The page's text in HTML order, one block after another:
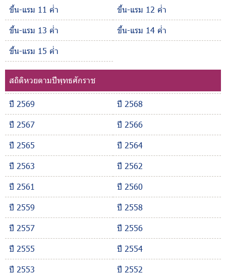
ขึ้น-แรม 11 ค่ำ
ขึ้น-แรม 12 ค่ำ
ขึ้น-แรม 13 ค่ำ
ขึ้น-แรม 14 ค่ำ
ขึ้น-แรม 15 ค่ำ
สถิติหวยตามปีพุทธศักราช
ปี 2569
ปี 2568
ปี 2567
ปี 2566
ปี 2565
ปี 2564
ปี 2563
ปี 2562
ปี 2561
ปี 2560
ปี 2559
ปี 2558
ปี 2557
ปี 2556
ปี 2555
ปี 2554
ปี 2553
ปี 2552